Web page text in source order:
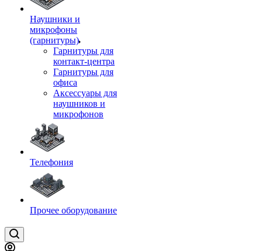
Наушники и
микрофоны
(гарнитуры)
Гарнитуры для
контакт-центра
Гарнитуры для
офиса
Аксессуары для
наушников и
микрофонов
Телефония
Прочее оборудование